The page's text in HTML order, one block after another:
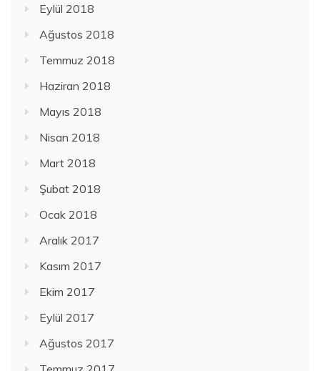
Eylül 2018
Ağustos 2018
Temmuz 2018
Haziran 2018
Mayıs 2018
Nisan 2018
Mart 2018
Şubat 2018
Ocak 2018
Aralık 2017
Kasım 2017
Ekim 2017
Eylül 2017
Ağustos 2017